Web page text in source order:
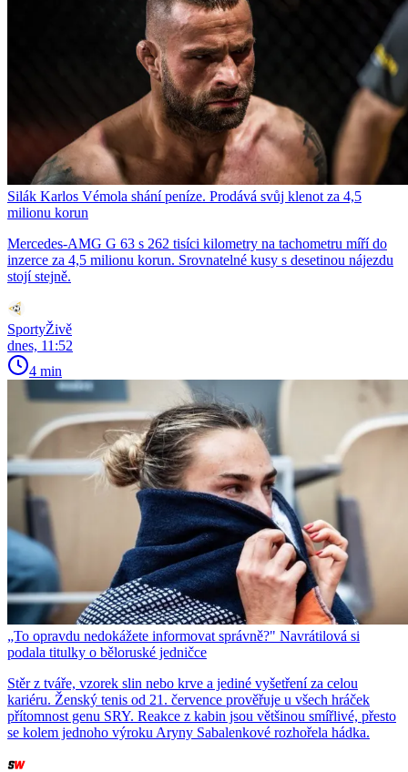
Silák Karlos Vémola shání peníze. Prodává svůj klenot za 4,5
milionu korun
Mercedes-AMG G 63 s 262 tisíci kilometry na tachometru míří do
inzerce za 4,5 milionu korun. Srovnatelné kusy s desetinou nájezdu
stojí stejně.
SportyŽivě
dnes, 11:52
4 min
„To opravdu nedokážete informovat správně?" Navrátilová si
podala titulky o běloruské jedničce
Stěr z tváře, vzorek slin nebo krve a jediné vyšetření za celou
kariéru. Ženský tenis od 21. července prověřuje u všech hráček
přítomnost genu SRY. Reakce z kabin jsou většinou smířlivé, přesto
se kolem jednoho výroku Aryny Sabalenkové rozhořela hádka.